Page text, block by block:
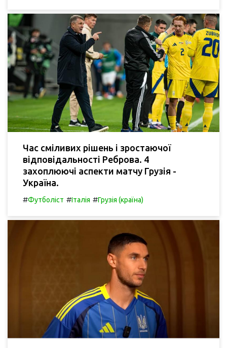
Час сміливих рішень і зростаючої
відповідальності Реброва. 4
захоплюючі аспекти матчу Грузія -
Україна.
#Футболіст #Італія #Грузія (країна)